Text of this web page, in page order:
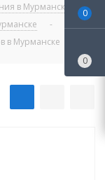
в Мурманске
-
-
в Мурманске
0
0